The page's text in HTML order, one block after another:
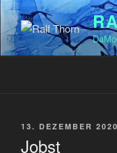
Zum
Inhalt
springen
VERÖFFENTLICHT
13. DEZEMBER 2020
Jobst